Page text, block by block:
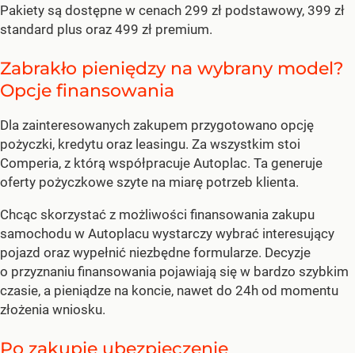
Pakiety są dostępne w cenach 299 zł podstawowy, 399 zł
standard plus oraz 499 zł premium.
Zabrakło pieniędzy na wybrany model?
Opcje finansowania
Dla zainteresowanych zakupem przygotowano opcję
pożyczki, kredytu oraz leasingu. Za wszystkim stoi
Comperia, z którą współpracuje Autoplac. Ta generuje
oferty pożyczkowe szyte na miarę potrzeb klienta.
Chcąc skorzystać z możliwości finansowania zakupu
samochodu w Autoplacu wystarczy wybrać interesujący
pojazd oraz wypełnić niezbędne formularze. Decyzje
o przyznaniu finansowania pojawiają się w bardzo szybkim
czasie, a pieniądze na koncie, nawet do 24h od momentu
złożenia wniosku.
Po zakupie ubezpieczenie